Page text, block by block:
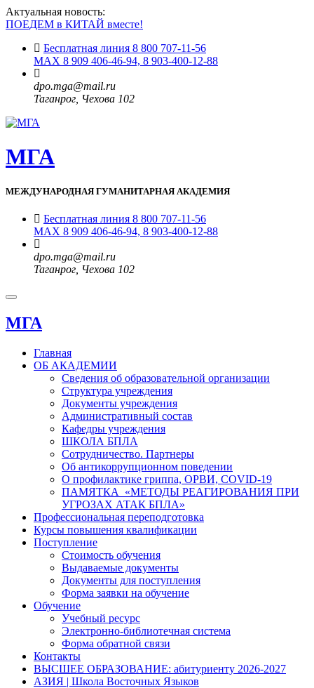
Актуальная новость:
ПОЕДЕМ в КИТАЙ вместе!
Бесплатная линия 8 800 707-11-56
MAX 8 909 406-46-94, 8 903-400-12-88
dpo.mga@mail.ru
Таганрог, Чехова 102
МГА
МЕЖДУНАРОДНАЯ ГУМАНИТАРНАЯ АКАДЕМИЯ
Бесплатная линия 8 800 707-11-56
MAX 8 909 406-46-94, 8 903-400-12-88
dpo.mga@mail.ru
Таганрог, Чехова 102
Toggle
МГА
Главная
ОБ АКАДЕМИИ
Сведения об образовательной организации
Структура учреждения
Документы учреждения
Административный состав
Кафедры учреждения
ШКОЛА БПЛА
Сотрудничество. Партнеры
Об антикоррупционном поведении
О профилактике гриппа, ОРВИ, COVID-19
ПАМЯТКА «МЕТОДЫ РЕАГИРОВАНИЯ ПРИ
УГРОЗАХ АТАК БПЛА»
Профессиональная переподготовка
Курсы повышения квалификации
Поступление
Стоимость обучения
Выдаваемые документы
Документы для поступления
Форма заявки на обучение
Обучение
Учебный ресурс
Электронно-библиотечная система
Форма обратной связи
Контакты
ВЫСШЕЕ ОБРАЗОВАНИЕ: абитуриенту 2026-2027
АЗИЯ | Школа Восточных Языков